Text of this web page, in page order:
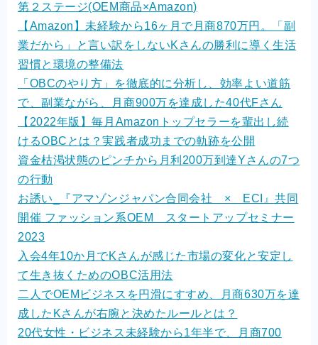
第２ステージ(OEM商品×Amazon)
【Amazon】未経験から16ヶ月で月商870万円。「副
業だから」と言い訳をしないKさんの勝利に導く生活
習慣と環境の整備法
「OBCのやり方」を徹底的に分析し、効率よい道筋
で、副業ながら、月商900万を達成した40代Fさん
【2022年版】毎月Amazonトップセラーを輩出し続
けるOBCとは？実践者成功までの軌跡を公開
資金枯渇状態のピンチから月利200万到達Yさんの7つ
の行動
お誘い_『アマゾンジャパン合同会社 × ECI』共同
開催 ファッション系OEM スタートアップセミナー
2023
入会4年10か月でKさんが感じた市場の変化と安定し
て生き抜くためのOBC活用法
二人でOEMビジネスを円滑にすすめ、月商630万を達
成したKさんが右腕と決めたルールとは？
20代女性・ビジネス未経験から1年半で、月商700